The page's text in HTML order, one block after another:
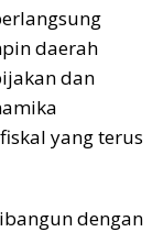
daerah
dan
yang terus
dengan